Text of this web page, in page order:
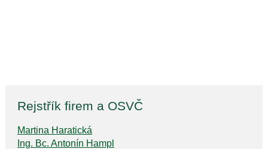
Rejstřík firem a OSVČ
Martina Haratická
Ing. Bc. Antonín Hampl